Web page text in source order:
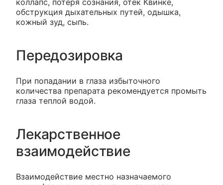
обструкция дыхательных путей, одышка,
кожный зуд, сыпь.
Передозировка
При попадании в глаза избыточного
количества препарата рекомендуется промыть
глаза теплой водой.
Лекарственное
взаимодействие
Взаимодействие местно назначаемого